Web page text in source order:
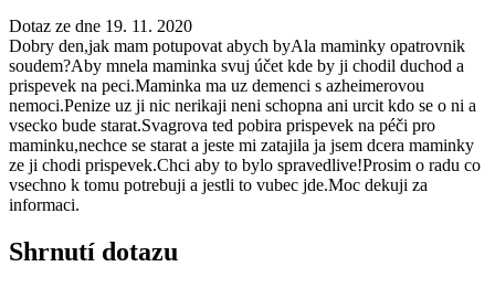
Dotaz ze dne 19. 11. 2020
Dobry den,jak mam potupovat abych byAla maminky opatrovnik
soudem?Aby mnela maminka svuj účet kde by ji chodil duchod a
prispevek na peci.Maminka ma uz demenci s azheimerovou
nemoci.Penize uz ji nic nerikaji neni schopna ani urcit kdo se o ni a
vsecko bude starat.Svagrova ted pobira prispevek na péči pro
maminku,nechce se starat a jeste mi zatajila ja jsem dcera maminky
ze ji chodi prispevek.Chci aby to bylo spravedlive!Prosim o radu co
vsechno k tomu potrebuji a jestli to vubec jde.Moc dekuji za
informaci.
Shrnutí dotazu